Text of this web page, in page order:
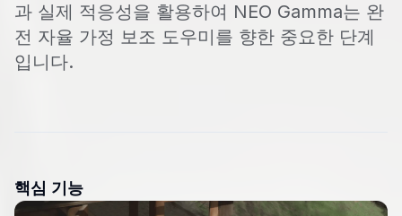
과 실제 적응성을 활용하여 NEO Gamma는 완
전 자율 가정 보조 도우미를 향한 중요한 단계
입니다.
핵심 기능